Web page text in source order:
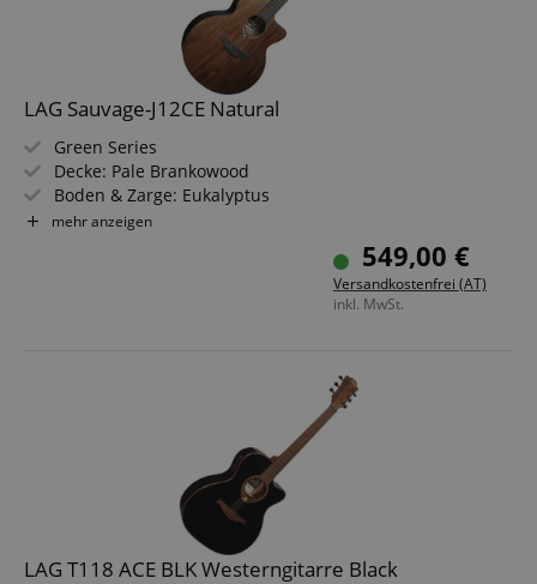
LAG Sauvage-J12CE Natural
Green Series
Decke: Pale Brankowood
Boden & Zarge: Eukalyptus
Griffbrett/Hals: Black Brankowood / Khaya
mehr anzeigen
549,00 €
Versandkostenfrei (AT)
inkl. MwSt.
LAG T118 ACE BLK Westerngitarre Black